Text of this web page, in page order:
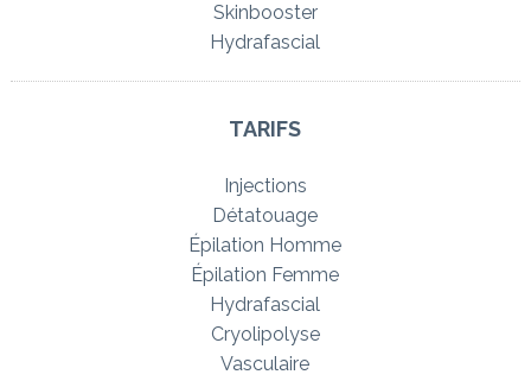
Skinbooster
Hydrafascial
TARIFS
Injections
Détatouage
Épilation Homme
Épilation Femme
Hydrafascial
Cryolipolyse
Vasculaire